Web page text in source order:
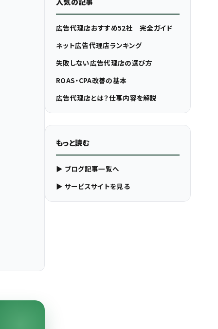
広告代理店おすすめ52社｜完全ガイド
ネット広告代理店ランキング
失敗しない広告代理店の選び方
ROAS・CPA改善の基本
広告代理店とは？仕事内容を解説
もっと読む
▶ ブログ記事一覧へ
▶ サービスサイトを見る